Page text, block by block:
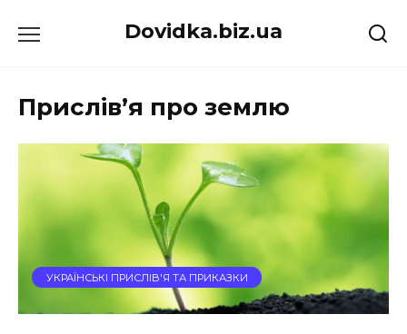
до
Dovidka.biz.ua
Прислів’я про землю
УКРАЇНСЬКІ ПРИСЛІВ'Я ТА ПРИКАЗКИ